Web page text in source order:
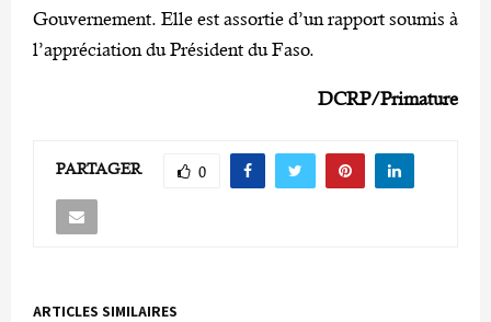
Gouvernement. Elle est assortie d’un rapport soumis à
l’appréciation du Président du Faso.
DCRP/Primature
PARTAGER 0
ARTICLES SIMILAIRES